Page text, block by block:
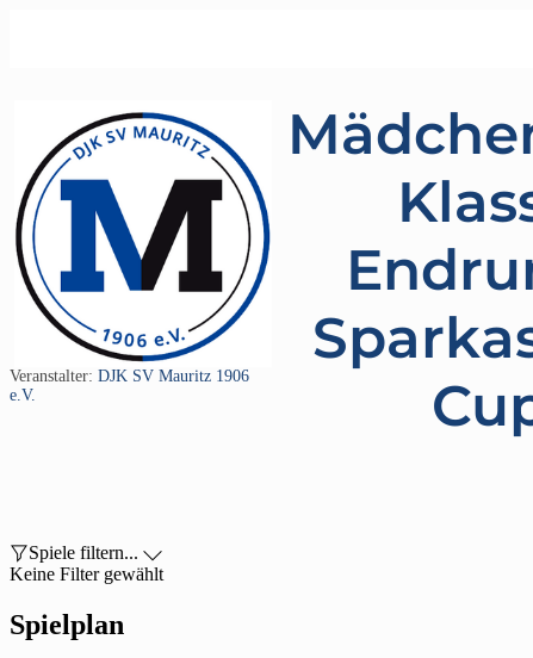
Veranstalter: DJK SV Mauritz 1906
e.V.
Spiele filtern... 
Keine Filter gewählt
Spielplan